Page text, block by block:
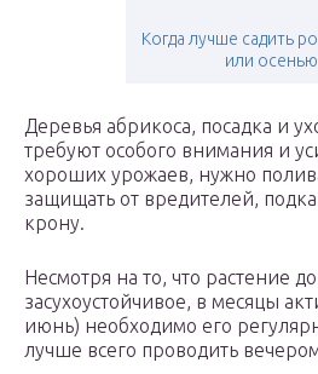
Когда лучше садить
или осенью
Деревья абрикоса, посадка и
требуют особого внимания и
хороших урожаев, нужно
защищать от вредителей,
крону.
Несмотря на то, что растение
засухоустойчивое, в месяцы
июнь) необходимо его
лучше всего проводить